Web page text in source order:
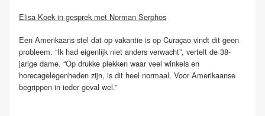
Elisa Koek in gesprek met Norman Serphos
Een Amerikaans stel dat op vakantie is op Curaçao vindt dit geen
probleem. “Ik had eigenlijk niet anders verwacht”, vertelt de 38-
jarige dame. “Op drukke plekken waar veel winkels en
horecagelegenheden zijn, is dit heel normaal. Voor Amerikaanse
begrippen in ieder geval wel.”